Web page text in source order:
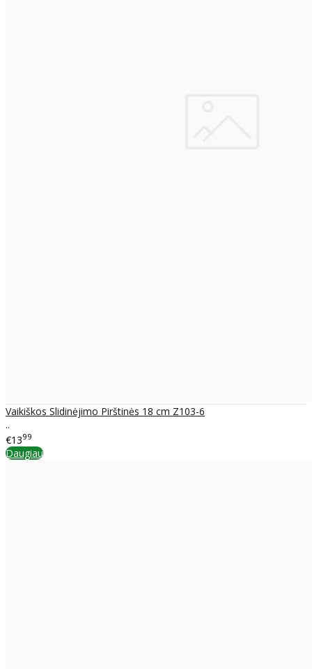
Vaikiškos Slidinėjimo Pirštinės 18 cm Z103-6
..
€1399
Daugiau